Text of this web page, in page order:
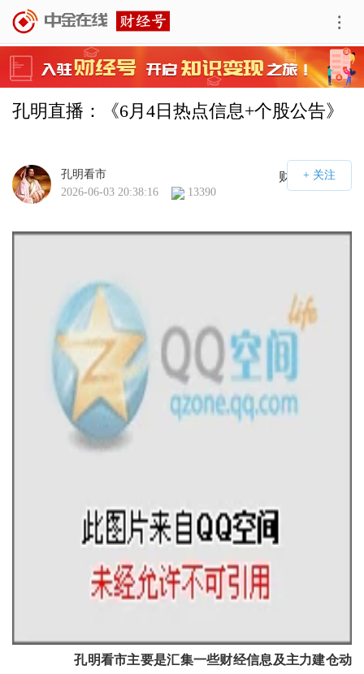
孔明直播：《6月4日热点信息+个股公告》
财经号APP
孔明看市
2026-06-03 20:38:16
13390
孔明看市主要是汇集一些财经信息及主力建仓动